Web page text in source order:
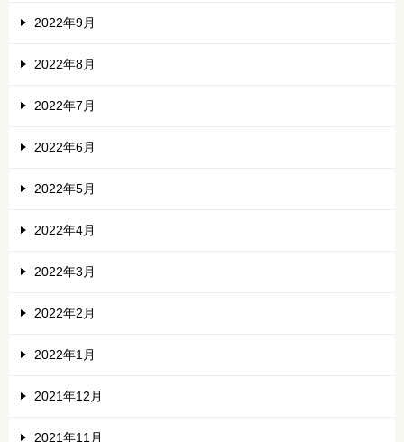
2022年9月
2022年8月
2022年7月
2022年6月
2022年5月
2022年4月
2022年3月
2022年2月
2022年1月
2021年12月
2021年11月